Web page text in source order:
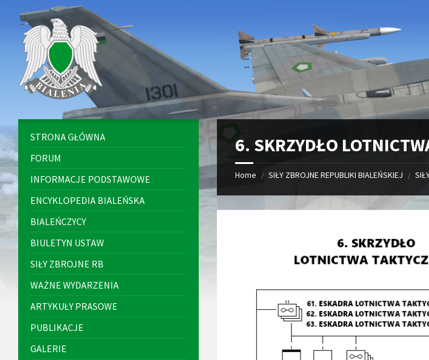
content
sidebar
footer
6. SKRZYDŁO
Home / SIŁY ZBROJNE REPUBLIKI BIALEŃSKIEJ /
STRONA GŁÓWNA
FORUM
INFORMACJE PODSTAWOWE
ENCYKLOPEDIA BIALEŃSKA
BIALEŃCZYCY
BIULETYN USTAW
SIŁY ZBROJNE RB
WAŻNE WYDARZENIA
ARTYKUŁY PRASOWE
PUBLIKACJE
GALERIE